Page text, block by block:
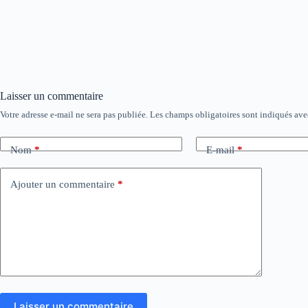
Laisser un commentaire
Votre adresse e-mail ne sera pas publiée. Les champs obligatoires sont indiqués
Nom* E-mail*
Ajouter un commentaire *